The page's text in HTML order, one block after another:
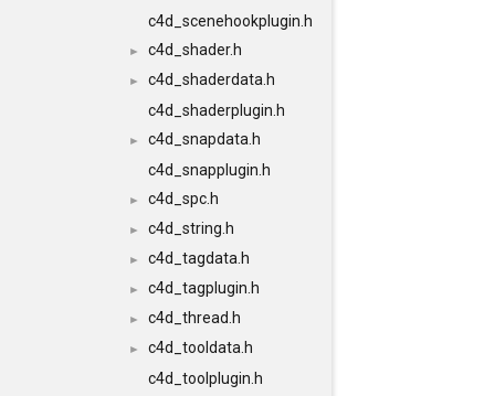
c4d_scenehookplugin.h
► c4d_shader.h
►
c4d_shaderdata.h
c4d_shaderplugin.h
►
c4d_snapdata.h
c4d_snapplugin.h
► c4d_spc.h
► c4d_string.h
► c4d_tagdata.h
► c4d_tagplugin.h
► c4d_thread.h
►
c4d_tooldata.h
c4d_toolplugin.h